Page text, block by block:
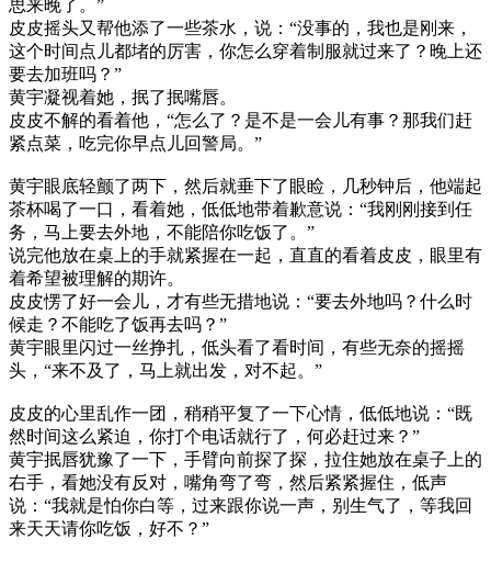
思来晚了。”
皮皮摇头又帮他添了一些茶水，说：“没事的，我也是刚来，
这个时间点儿都堵的厉害，你怎么穿着制服就过来了？晚上还
要去加班吗？”
黄宇凝视着她，抿了抿嘴唇。
皮皮不解的看着他，“怎么了？是不是一会儿有事？那我们赶
紧点菜，吃完你早点儿回警局。”
黄宇眼底轻颤了两下，然后就垂下了眼睑，几秒钟后，他端起
茶杯喝了一口，看着她，低低地带着歉意说：“我刚刚接到任
务，马上要去外地，不能陪你吃饭了。”
说完他放在桌上的手就紧握在一起，直直的看着皮皮，眼里有
着希望被理解的期许。
皮皮愣了好一会儿，才有些无措地说：“要去外地吗？什么时
候走？不能吃了饭再去吗？”
黄宇眼里闪过一丝挣扎，低头看了看时间，有些无奈的摇摇
头，“来不及了，马上就出发，对不起。”
皮皮的心里乱作一团，稍稍平复了一下心情，低低地说：“既
然时间这么紧迫，你打个电话就行了，何必赶过来？”
黄宇抿唇犹豫了一下，手臂向前探了探，拉住她放在桌子上的
右手，看她没有反对，嘴角弯了弯，然后紧紧握住，低声
说：“我就是怕你白等，过来跟你说一声，别生气了，等我回
来天天请你吃饭，好不？”